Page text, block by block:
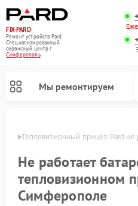
FIX-PARD
Ремонт устройств Pard
Специализированный
cервисный центр г.
Симферополь
Мы ремонтируем
Тепловизионный прицел Pard не
Не работает
тепловизионном
Симферополе